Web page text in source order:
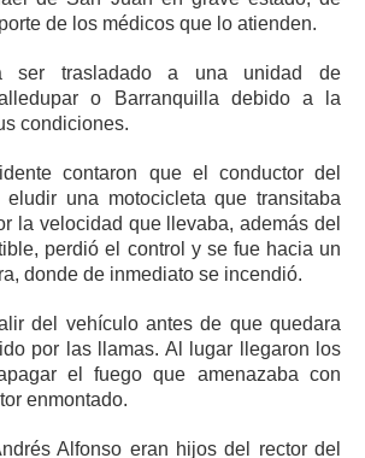
de los médicos que lo atienden.
ser trasladado a una unidad de
o Barranquilla debido a la
condiciones.
contaron que el conductor del
una motocicleta que transitaba
la velocidad que llevaba, además del
perdió el control y se fue hacia un
donde de inmediato se incendió.
del vehículo antes de que quedara
por las llamas. Al lugar llegaron los
el fuego que amenazaba con
enmontado.
Alfonso eran hijos del rector del